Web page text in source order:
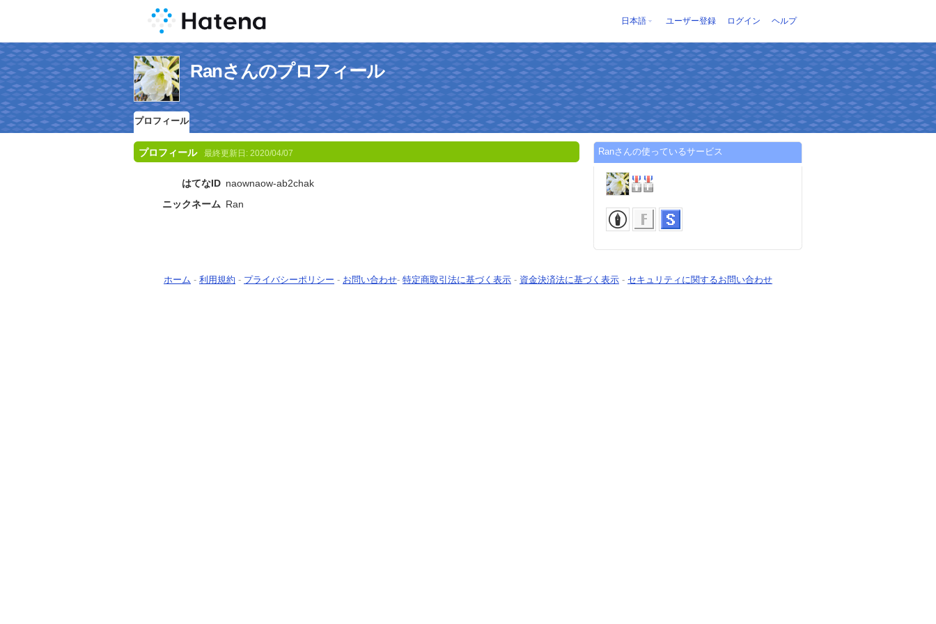
日本語 ユーザー登録 ログイン ヘルプ
Ranさんのプロフィール
プロフィール
プロフィール 最終更新日: 2020/04/07
はてなID naownaow-ab2chak
ニックネーム Ran
Ranさんの使っているサービス
ホーム - 利用規約 - プライバシーポリシー - お問い合わせ- 特定商取引法に基づく表示 - 資金決済法に基づく表示 - セキュリティに関するお問い合わせ